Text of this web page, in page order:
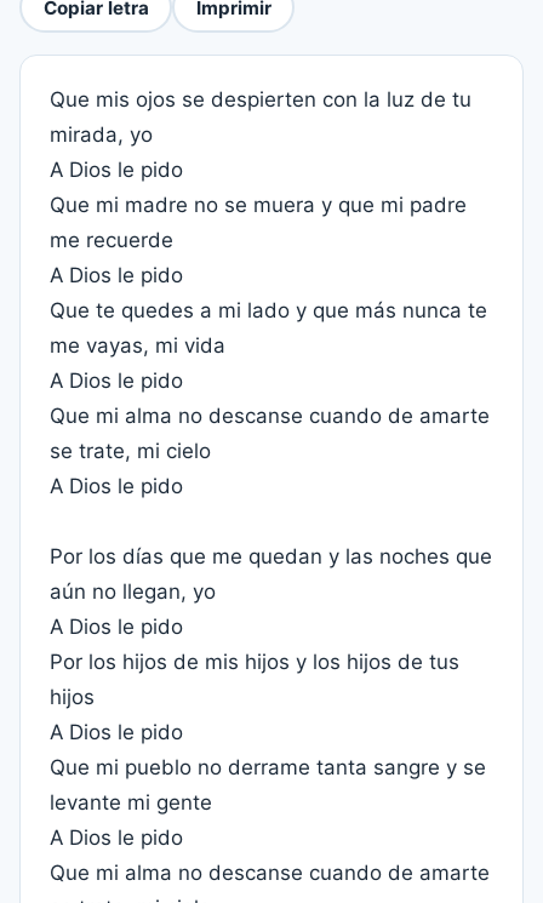
Copiar letra Imprimir
Que mis ojos se despierten con la luz de tu
mirada, yo
A Dios le pido
Que mi madre no se muera y que mi padre
me recuerde
A Dios le pido
Que te quedes a mi lado y que más nunca te
me vayas, mi vida
A Dios le pido
Que mi alma no descanse cuando de amarte
se trate, mi cielo
A Dios le pido
Por los días que me quedan y las noches que
aún no llegan, yo
A Dios le pido
Por los hijos de mis hijos y los hijos de tus
hijos
A Dios le pido
Que mi pueblo no derrame tanta sangre y se
levante mi gente
A Dios le pido
Que mi alma no descanse cuando de amarte